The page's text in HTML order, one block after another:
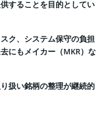
することを目的としてい
ク、システム保守の負担
にもメイカー（MKR）な
扱い銘柄の整理が継続的